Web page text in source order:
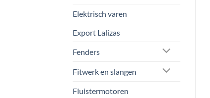
Elektrisch varen
Export Lalizas
Fenders
Fitwerk en slangen
Fluistermotoren